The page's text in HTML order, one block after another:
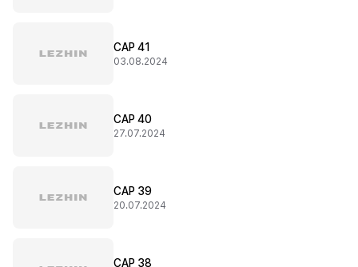
CAP 41
03.08.2024
CAP 40
27.07.2024
CAP 39
20.07.2024
CAP 38